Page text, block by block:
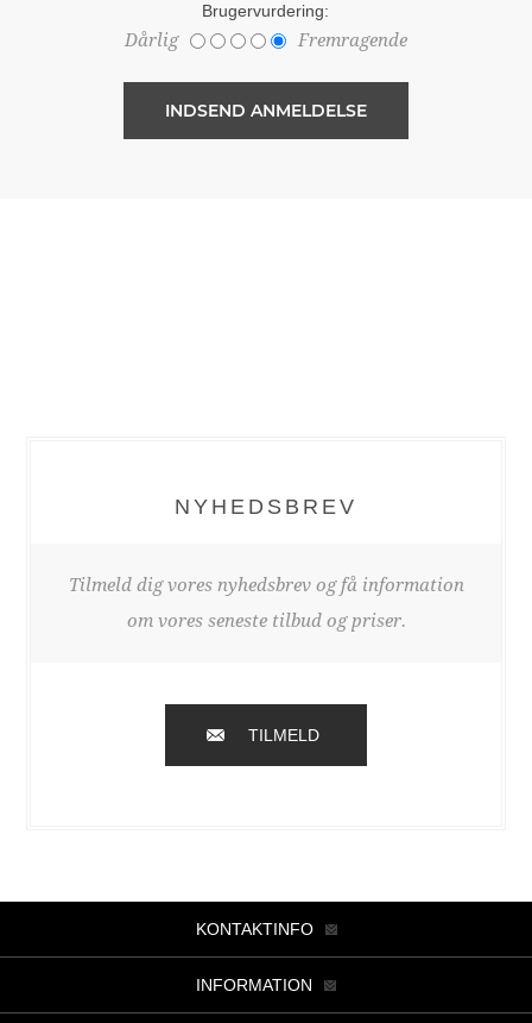
Brugervurdering:
Dårlig Fremragende
NYHEDSBREV
Tilmeld dig vores nyhedsbrev og få information
om vores seneste tilbud og priser.
TILMELD
KONTAKTINFO
INFORMATION